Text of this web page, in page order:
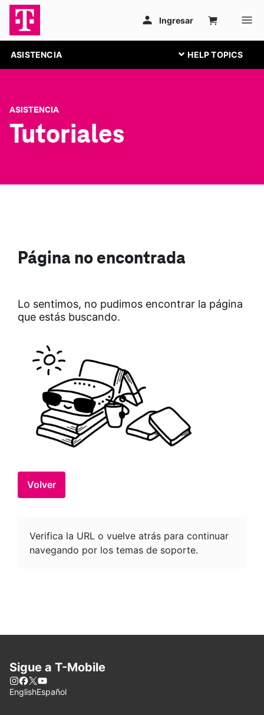
ASISTENCIA
ASISTENCIA
Tutoriales